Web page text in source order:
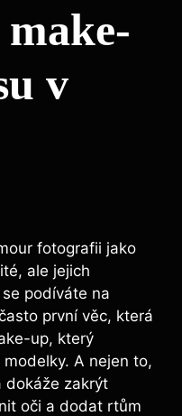
v
fotografii jako
ale jejich
podíváte na
první věc, která
up, který
A nejen to,
dokáže zakrýt
oči a dodat rtům